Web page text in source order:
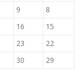
8
9
15
16
22
23
29
30